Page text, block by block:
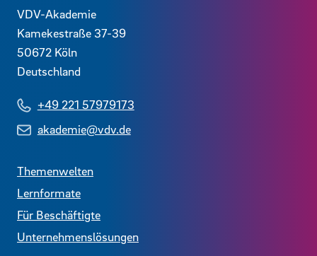
Kontaktdaten und weitere Links
VDV-Akademie
Kamekestraße 37-39
50672 Köln
Deutschland
+49 221 57979173
akademie@vdv.de
Themenwelten
Lernformate
Für Beschäftigte
Unternehmenslösungen